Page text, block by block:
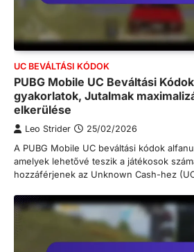
UC BEVÁLTÁSI KÓDOK
PUBG Mobile UC Beváltási
gyakorlatok, Jutalmak
elkerülése
Leo Strider 25/02/2026
A PUBG Mobile UC beváltási kódok
amelyek lehetővé teszik a játékosok
hozzáférjenek az Unknown Cash-hez